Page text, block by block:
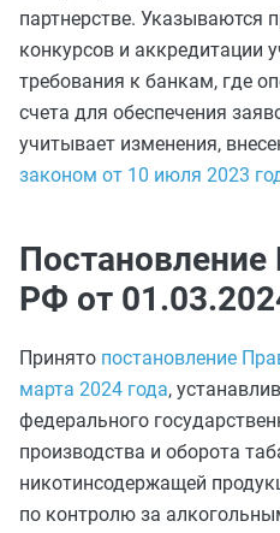
партнерстве. Указываются
конкурсов и аккредитации
требования к банкам, где
счета для обеспечения
учитывает изменения,
законом от 10 июля 2023
Постановление
РФ от
Принято постановление
марта 2024 года,
федерального
производства и оборота
никотинсодержащей
по контролю за